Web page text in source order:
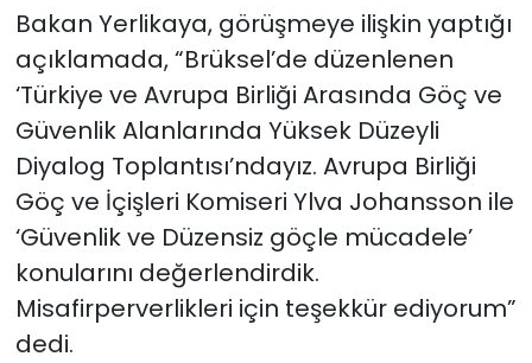
Bakan Yerlikaya, görüşmeye ilişkin yaptığı
açıklamada, “Brüksel’de düzenlenen
‘Türkiye ve Avrupa Birliği Arasında Göç ve
Güvenlik Alanlarında Yüksek Düzeyli
Diyalog Toplantısı’ndayız. Avrupa Birliği
Göç ve İçişleri Komiseri Ylva Johansson ile
‘Güvenlik ve Düzensiz göçle mücadele’
konularını değerlendirdik.
Misafirperverlikleri için teşekkür ediyorum”
dedi.